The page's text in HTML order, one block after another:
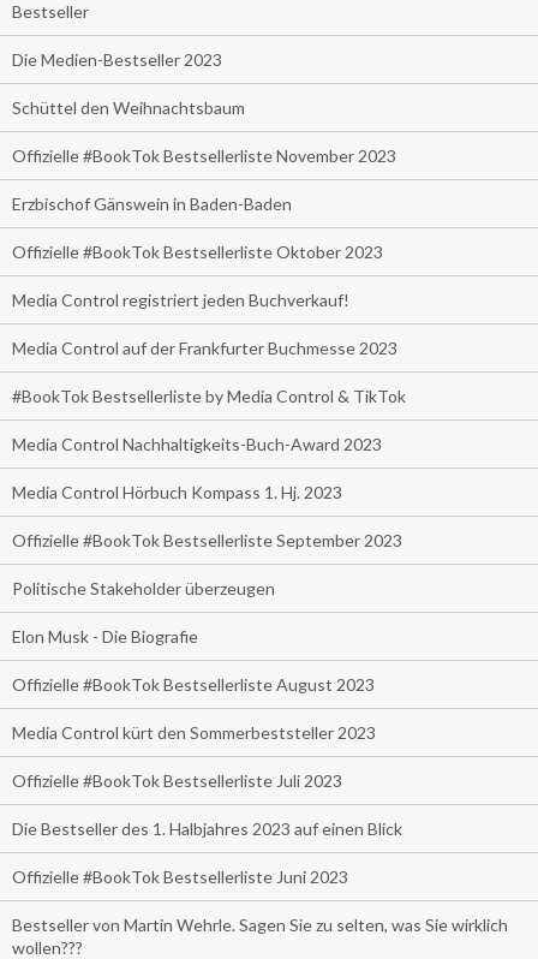
Bestseller
Die Medien-Bestseller 2023
Schüttel den Weihnachtsbaum
Offizielle #BookTok Bestsellerliste November 2023
Erzbischof Gänswein in Baden-Baden
Offizielle #BookTok Bestsellerliste Oktober 2023
Media Control registriert jeden Buchverkauf!
Media Control auf der Frankfurter Buchmesse 2023
#BookTok Bestsellerliste by Media Control & TikTok
Media Control Nachhaltigkeits-Buch-Award 2023
Media Control Hörbuch Kompass 1. Hj. 2023
Offizielle #BookTok Bestsellerliste September 2023
Politische Stakeholder überzeugen
Elon Musk - Die Biografie
Offizielle #BookTok Bestsellerliste August 2023
Media Control kürt den Sommerbeststeller 2023
Offizielle #BookTok Bestsellerliste Juli 2023
Die Bestseller des 1. Halbjahres 2023 auf einen Blick
Offizielle #BookTok Bestsellerliste Juni 2023
Bestseller von Martin Wehrle. Sagen Sie zu selten, was Sie wirklich
wollen???